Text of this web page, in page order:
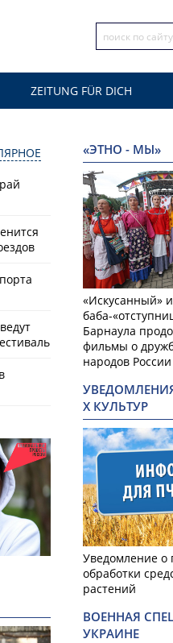
ZEITUNG FÜR DICH
«ЭТНО - МЫ»
«Искусанный»
баба-
Барнаула
фильмы о
народов России
Х КУЛЬТУР
Уведомление о
обработки
растений
ВОЕННАЯ
УКРАИНЕ